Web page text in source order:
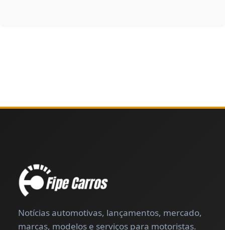
Notícias automotivas, lançamentos, mercado,
marcas, modelos e serviços para motoristas.